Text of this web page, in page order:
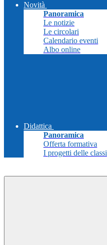
Novità
Panoramica
Le notizie
Le circolari
Calendario eventi
Albo online
Didattica
Panoramica
Offerta formativa
I progetti delle classi